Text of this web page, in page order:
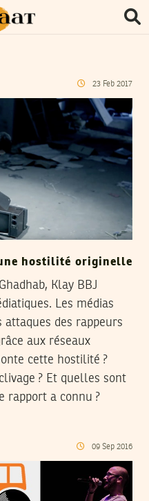
23 Feb 2017
hostilité originelle
Klay BBJ
Les médias
des rappeurs
aux réseaux
cette hostilité ?
? Et quelles sont
rapport a connu ?
09 Sep 2016